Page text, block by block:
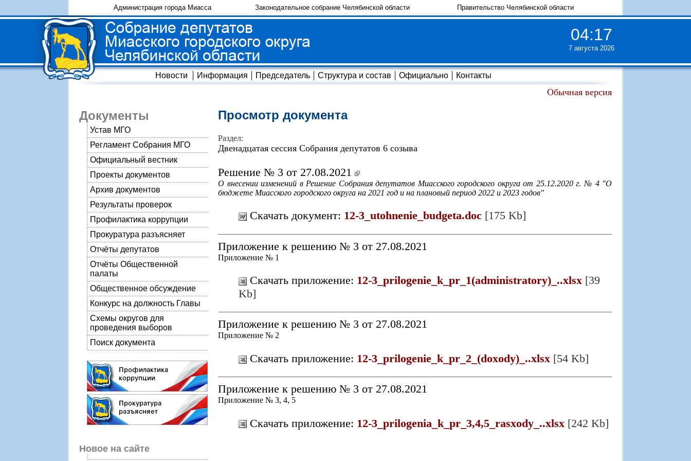
Администрация города Миасса Законодательное собрание Челябинской области Правительство Челябинской области
04:17
7 августа 2026
Новости Информация Председатель Структура и состав Официально Контакты
Обычная версия
Документы
Устав МГО
Регламент Собрания МГО
Официальный вестник
Проекты документов
Архив документов
Результаты проверок
Профилактика коррупции
Прокуратура разъясняет
Отчёты депутатов
Отчёты Общественной
палаты
Общественное обсуждение
Конкурс на должность Главы
Схемы округов для
проведения выборов
Поиск документа
Новое на сайте
Просмотр документа
Раздел:
Двенадцатая сессия Собрания депутатов 6 созыва
Решение № 3 от 27.08.2021
О внесении изменений в Решение Собрания депутатов Миасского городского округа от 25.12.2020 г. № 4 "О
бюджете Миасского городского округа на 2021 год и на плановый период 2022 и 2023 годов"
Скачать документ: 12-3_utohnenie_budgeta.doc [175 Kb]
Приложение к решению № 3 от 27.08.2021
Приложение № 1
Скачать приложение: 12-3_prilogenie_k_pr_1(administratory)_..xlsx [39
Kb]
Приложение к решению № 3 от 27.08.2021
Приложение № 2
Скачать приложение: 12-3_prilogenie_k_pr_2_(doxody)_..xlsx [54 Kb]
Приложение к решению № 3 от 27.08.2021
Приложение № 3, 4, 5
Скачать приложение: 12-3_prilogenia_k_pr_3,4,5_rasxody_..xlsx [242 Kb]